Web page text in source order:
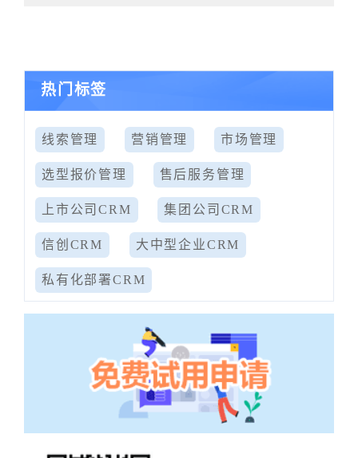
热门标签
线索管理 营销管理 市场管理
选型报价管理 售后服务管理
上市公司CRM 集团公司CRM
信创CRM 大中型企业CRM
私有化部署CRM